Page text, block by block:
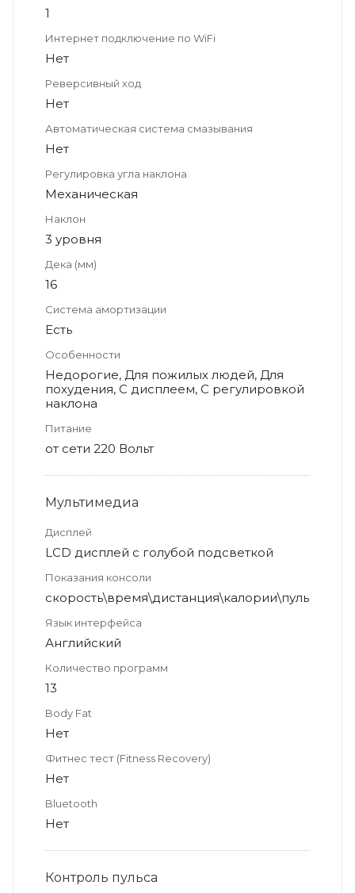
1
Интернет подключение по WiFi
Нет
Реверсивный ход
Нет
Автоматическая система смазывания
Нет
Регулировка угла наклона
Механическая
Наклон
3 уровня
Дека (мм)
16
Система амортизации
Есть
Особенности
Недорогие, Для пожилых людей, Для
похудения, С дисплеем, С регулировкой
наклона
Питание
от сети 220 Вольт
Мультимедиа
Дисплей
LCD дисплей с голубой подсветкой
Показания консоли
скорость\время\дистанция\калории\пульс
Язык интерфейса
Английский
Количество программ
13
Body Fat
Нет
Фитнес тест (Fitness Recovery)
Нет
Bluetooth
Нет
Контроль пульса